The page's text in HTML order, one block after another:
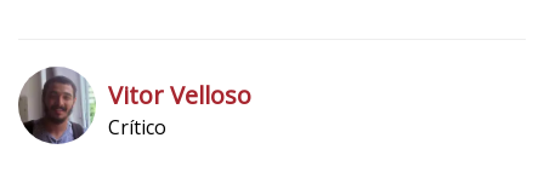
o
t
Vitor Velloso
Crítico